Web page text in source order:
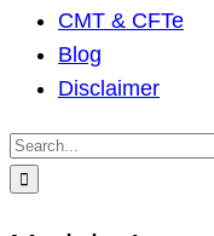
CMT & CFTe
Blog
Disclaimer
Search
for: